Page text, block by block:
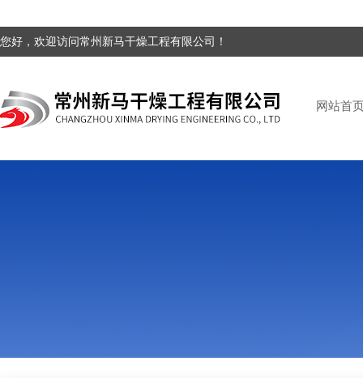
您好，欢迎访问常州新马干燥工程有限公司！
网站首